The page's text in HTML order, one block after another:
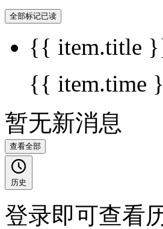
全部标记已读
{{ item.title
{{ item.time
暂无新消息
查看全部
历史
登录即可查看